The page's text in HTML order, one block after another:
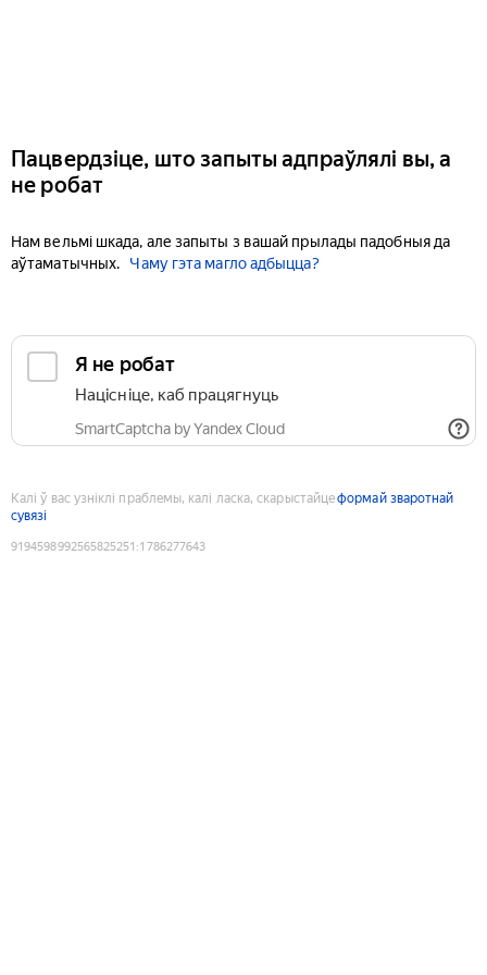
Пацвердзіце, што запыты адпраўлялі вы, а
не робат
Нам вельмі шкада, але запыты з вашай прылады падобныя да
аўтаматычных.
Чаму гэта магло адбыцца?
Я не робат
Націсніце, каб працягнуць
SmartCaptcha by Yandex Cloud
Калі ў вас узніклі праблемы, калі ласка, скарыстайцеформай зваротнай
сувязі
9194598992565825251 :1786277643